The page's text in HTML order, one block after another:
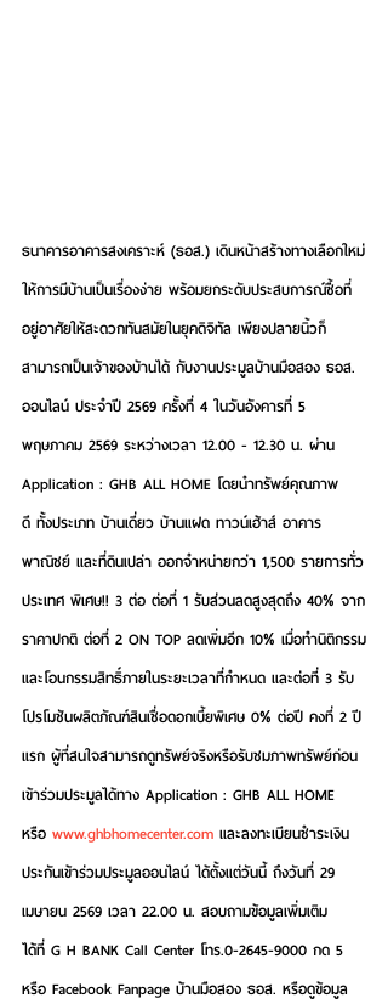
ธนาคารอาคารสงเคราะห์ (ธอส.) เดินหน้าสร้างทางเลือกใหม่
ให้การมีบ้านเป็นเรื่องง่าย พร้อมยกระดับประสบการณ์ซื้อที่
อยู่อาศัยให้สะดวกทันสมัยในยุคดิจิทัล เพียงปลายนิ้วก็
สามารถเป็นเจ้าของบ้านได้ กับงานประมูลบ้านมือสอง ธอส.
ออนไลน์ ประจำปี 2569 ครั้งที่ 4 ในวันอังคารที่ 5
พฤษภาคม 2569 ระหว่างเวลา 12.00 - 12.30 น. ผ่าน
Application : GHB ALL HOME โดยนำทรัพย์คุณภาพ
ดี ทั้งประเภท บ้านเดี่ยว บ้านแฝด ทาวน์เฮ้าส์ อาคาร
พาณิชย์ และที่ดินเปล่า ออกจำหน่ายกว่า 1,500 รายการทั่ว
ประเทศ พิเศษ!! 3 ต่อ ต่อที่ 1 รับส่วนลดสูงสุดถึง 40% จาก
ราคาปกติ ต่อที่ 2 ON TOP ลดเพิ่มอีก 10% เมื่อทำนิติกรรม
และโอนกรรมสิทธิ์ภายในระยะเวลาที่กำหนด และต่อที่ 3 รับ
โปรโมชันผลิตภัณฑ์สินเชื่อดอกเบี้ยพิเศษ 0% ต่อปี คงที่ 2 ปี
แรก ผู้ที่สนใจสามารถดูทรัพย์จริงหรือรับชมภาพทรัพย์ก่อน
เข้าร่วมประมูลได้ทาง Application : GHB ALL HOME
หรือ www.ghbhomecenter.com และลงทะเบียนชำระเงิน
ประกันเข้าร่วมประมูลออนไลน์ ได้ตั้งแต่วันนี้ ถึงวันที่ 29
เมษายน 2569 เวลา 22.00 น. สอบถามข้อมูลเพิ่มเติม
ได้ที่ G H BANK Call Center โทร.0-2645-9000 กด 5
หรือ Facebook Fanpage บ้านมือสอง ธอส. หรือดูข้อมูล